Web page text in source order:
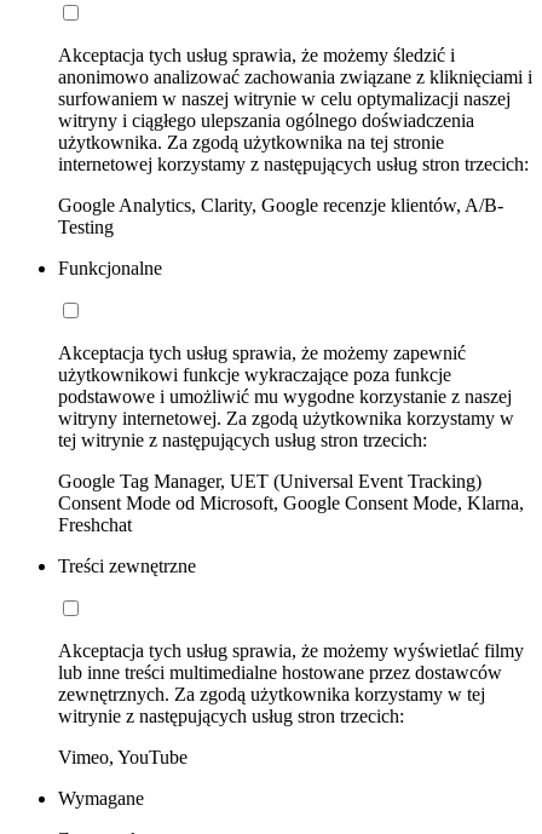
Akceptacja tych usług sprawia, że możemy śledzić i
anonimowo analizować zachowania związane z kliknięciami i
surfowaniem w naszej witrynie w celu optymalizacji naszej
witryny i ciągłego ulepszania ogólnego doświadczenia
użytkownika. Za zgodą użytkownika na tej stronie
internetowej korzystamy z następujących usług stron trzecich:
Google Analytics, Clarity, Google recenzje klientów, A/B-
Testing
Funkcjonalne
Akceptacja tych usług sprawia, że możemy zapewnić
użytkownikowi funkcje wykraczające poza funkcje
podstawowe i umożliwić mu wygodne korzystanie z naszej
witryny internetowej. Za zgodą użytkownika korzystamy w
tej witrynie z następujących usług stron trzecich:
Google Tag Manager, UET (Universal Event Tracking)
Consent Mode od Microsoft, Google Consent Mode, Klarna,
Freshchat
Treści zewnętrzne
Akceptacja tych usług sprawia, że możemy wyświetlać filmy
lub inne treści multimedialne hostowane przez dostawców
zewnętrznych. Za zgodą użytkownika korzystamy w tej
witrynie z następujących usług stron trzecich:
Vimeo, YouTube
Wymagane